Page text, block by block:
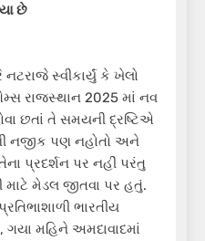
છે
સ્વીકાર્યું કે ખેલો
ગેમ્સ રાજસ્થાન 2025 માં નવ
છતાં તે સમયની દ્રષ્ટિએ
નજીક પણ નહોતો અને
પ્રદર્શન પર નહીં પરંતુ
માટે મેડલ જીતવા પર હતું.
ભારતીય
મહિને અમદાવાદમાં